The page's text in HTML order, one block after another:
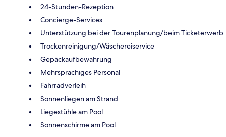
24-Stunden-Rezeption
Concierge-Services
Unterstützung bei der Tourenplanung/beim Ticketerwerb
Trockenreinigung/Wäschereiservice
Gepäckaufbewahrung
Mehrsprachiges Personal
Fahrradverleih
Sonnenliegen am Strand
Liegestühle am Pool
Sonnenschirme am Pool